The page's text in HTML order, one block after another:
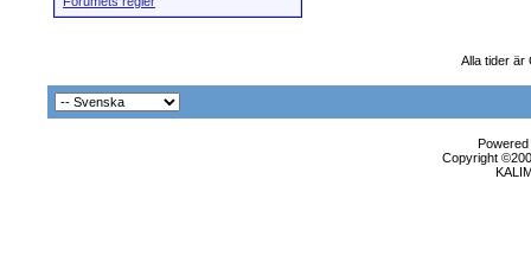
Alla tider är
Copyright